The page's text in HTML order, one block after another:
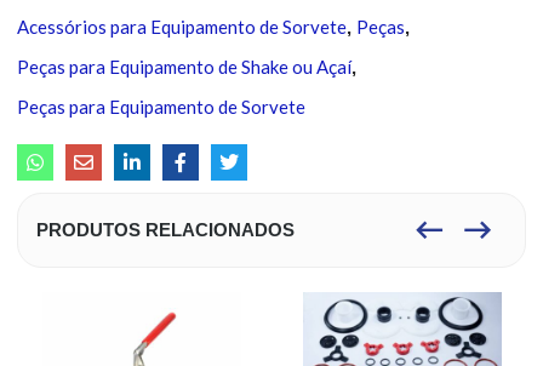
Acessórios para Equipamento de Sorvete, Peças,
Peças para Equipamento de Shake ou Açaí,
Peças para Equipamento de Sorvete
PRODUTOS RELACIONADOS